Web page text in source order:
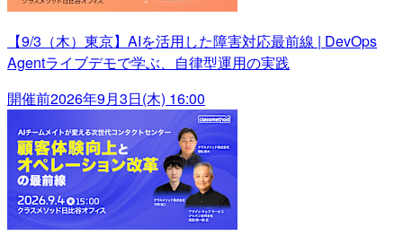
【9/3（木）東京】AIを活用した障害対応最前線 | DevOps
Agentライブデモで学ぶ、自律型運用の実践
開催前2026年9月3日(木) 16:00